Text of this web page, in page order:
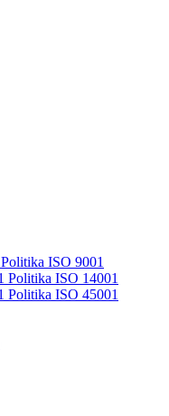
Politika ISO 9001
Politika ISO 14001
Politika ISO 45001